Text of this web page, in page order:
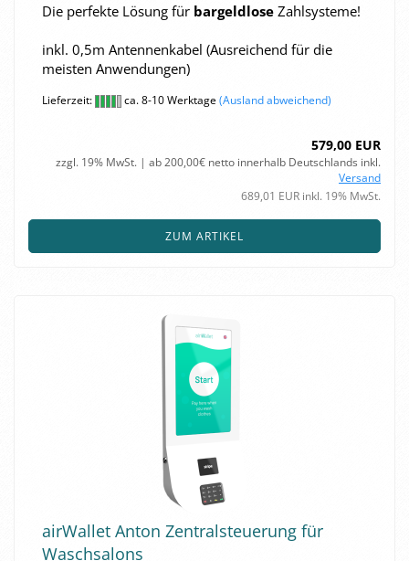
Die per­fek­te Lö­sung für bar­geld­lo­se Zahl­sys­te­me!
inkl. 0,5m An­ten­nen­ka­bel (Aus­rei­chend für die
meis­ten An­wen­dun­gen)
Lieferzeit: ca. 8-10 Werktage(Ausland abweichend)
579,00 EUR
zzgl. 19% MwSt. | ab 200,00€ netto innerhalb Deutschlands inkl.
Versand
689,01 EUR inkl. 19% MwSt.
ZUM ARTIKEL
air­Wal­let Anton Zen­tral­steue­rung für
Wasch­sa­lons